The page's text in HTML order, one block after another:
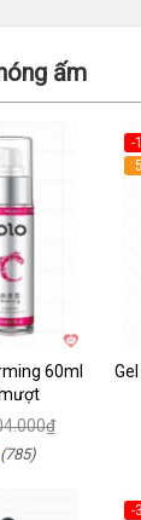
ấm
60ml
(785)
-
5
-